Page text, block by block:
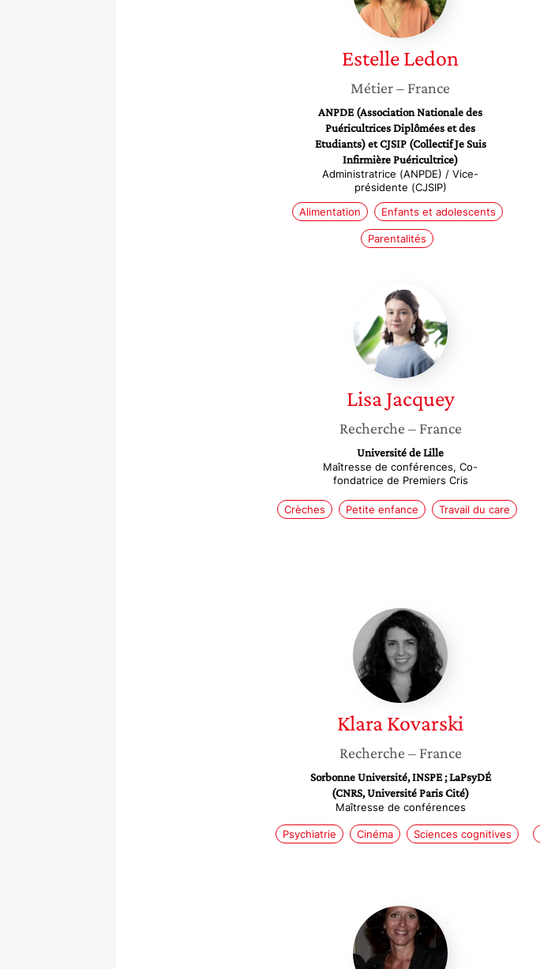
EstelleLedon
Métier– France
ANPDE (Association Nationale des
Puéricultrices Diplômées et des
Etudiants) et CJSIP (Collectif Je Suis
Infirmière Puéricultrice)
Administratrice (ANPDE) / Vice-
présidente (CJSIP)
Alimentation
Enfants et adolescents
Parentalités
Lisa
Jacquey
Lisa Jacquey
Recherche – France
Université de Lille
Maîtresse de conférences, Co-
fondatrice de Premiers Cris
Crèches Petite enfance Travail du care
Klara
Kovarski
KlaraKovarski
Recherche – France
Sorbonne Université, INSPE ; LaPsyDÉ
(CNRS, Université Paris Cité)
Maîtresse de conférences
Psychiatrie Cinéma Sciences cognitives
Pascale
Jean-
Cornut